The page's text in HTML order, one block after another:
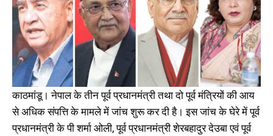
काठमांडू। नेपाल के तीन पूर्व प्रधानमंत्री तथा दो पूर्व मंत्रियों की आय
से अधिक संपत्ति के मामले में जांच शुरू कर दी है। इस जांच के घेरे में पूर्व
प्रधानमंत्री के पी शर्मा ओली, पूर्व प्रधानमंत्री शेरबहादुर देउबा एवं पूर्व